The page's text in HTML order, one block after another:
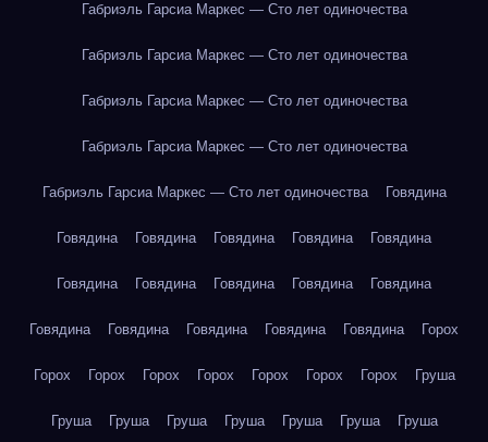
Габриэль Гарсиа Маркес — Сто лет одиночества
Габриэль Гарсиа Маркес — Сто лет одиночества
Габриэль Гарсиа Маркес — Сто лет одиночества
Габриэль Гарсиа Маркес — Сто лет одиночества
Габриэль Гарсиа Маркес — Сто лет одиночества Говядина
Говядина Говядина Говядина Говядина Говядина
Говядина Говядина Говядина Говядина Говядина
Говядина Говядина Говядина Говядина Говядина Горох
Горох Горох Горох Горох Горох Горох Горох Груша
Груша Груша Груша Груша Груша Груша Груша